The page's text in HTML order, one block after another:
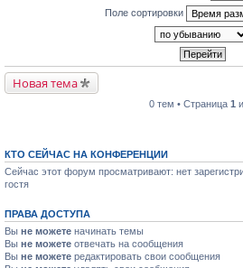
Поле сортировки
Новая тема
0 тем • Страница 1
КТО СЕЙЧАС НА КОНФЕРЕНЦИИ
Сейчас этот форум просматривают: нет
гостя
ПРАВА ДОСТУПА
Вы не можете начинать темы
Вы не можете отвечать на сообщения
Вы не можете редактировать свои сообщения